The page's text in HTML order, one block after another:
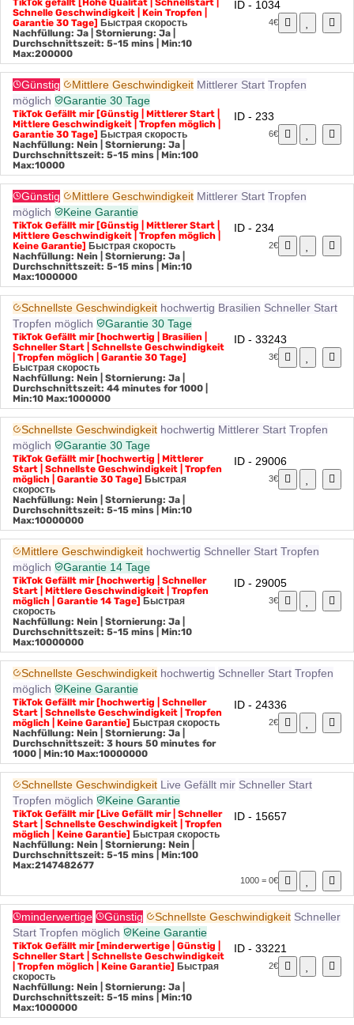
TikTok gefällt [Hohe Qualität | Schnellstart |
Schnelle Geschwindigkeit | Kein Tropfen |
Garantie 30 Tage] Быстрая скорость
Nachfüllung: Ja | Stornierung: Ja |
Durchschnittszeit: 5-15 mins
Max:200000
ID - 1034
Günstig Mittlere Geschwindigkeit
möglich
Garantie 30 Tage
TikTok Gefällt mir [Günstig | Mittlerer Start |
Mittlere Geschwindigkeit | Tropfen möglich |
Garantie 30 Tage]
Быстрая скорость
Nachfüllung: Nein | Stornierung: Ja |
Durchschnittszeit: 5-15 mins
Max:10000
Günstig Mittlere Geschwindigkeit
möglich
Keine Garantie
TikTok Gefällt mir [Günstig | Mittlerer Start |
Mittlere Geschwindigkeit | Tropfen möglich |
Keine Garantie] Быстрая скорость
Nachfüllung: Nein | Stornierung: Ja |
Durchschnittszeit: 5-15 mins
Max:1000000
Schnellste Geschwindigkeit hochwertig
Tropfen möglich
Garantie 30 Tage
TikTok Gefällt mir [hochwertig | Brasilien |
Schneller Start | Schnellste Geschwindigkeit
| Tropfen möglich | Garantie 30 Tage]
Быстрая скорость
Nachfüllung: Nein | Stornierung: Ja |
Durchschnittszeit: 44 minutes for 1000
Min:10 Max:1000000
ID - 33243
Schnellste Geschwindigkeit
möglich
Garantie 30 Tage
TikTok Gefällt mir [hochwertig | Mittlerer
Start | Schnellste Geschwindigkeit | Tropfen
möglich | Garantie 30 Tage]
скорость
Nachfüllung: Nein | Stornierung: Ja |
Durchschnittszeit: 5-15 mins
Max:10000000
ID - 29006
Mittlere Geschwindigkeit hochwertig
möglich
Garantie 14 Tage
TikTok Gefällt mir [hochwertig | Schneller
Start | Mittlere Geschwindigkeit | Tropfen
möglich | Garantie 14 Tage]
скорость
Nachfüllung: Nein | Stornierung: Ja |
Durchschnittszeit: 5-15 mins
Max:10000000
ID - 29005
Schnellste Geschwindigkeit
möglich
Keine Garantie
TikTok Gefällt mir [hochwertig | Schneller
Start | Schnellste Geschwindigkeit | Tropfen
möglich | Keine Garantie] Быстрая скорость
Nachfüllung: Nein | Stornierung: Ja |
Durchschnittszeit: 3 hours 50 minutes for
1000 | Min:10 Max:10000000
ID - 24336
Schnellste Geschwindigkeit Live Gefällt mir
Tropfen möglich
Keine Garantie
TikTok Gefällt mir [Live Gefällt mir | Schneller
Start | Schnellste Geschwindigkeit | Tropfen
möglich | Keine Garantie] Быстрая скорость
Nachfüllung: Nein | Stornierung: Nein |
Durchschnittszeit: 5-15 mins
minderwertige Günstig Schnellste Geschwindigkeit
Start Tropfen möglich Keine Garantie
TikTok Gefällt mir [minderwertige | Günstig |
Schneller Start | Schnellste Geschwindigkeit
| Tropfen möglich | Keine Garantie]
скорость
Nachfüllung: Nein | Stornierung: Ja |
Durchschnittszeit: 5-15 mins
Max:1000000
ID - 33221